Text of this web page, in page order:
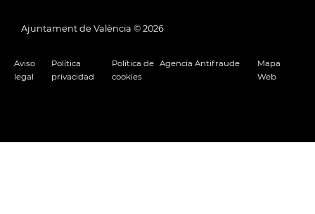
Ajuntament de València © 2026
Aviso
legal
Política
privacidad
Política de
cookies
Agencia Antifraude
Mapa
Web